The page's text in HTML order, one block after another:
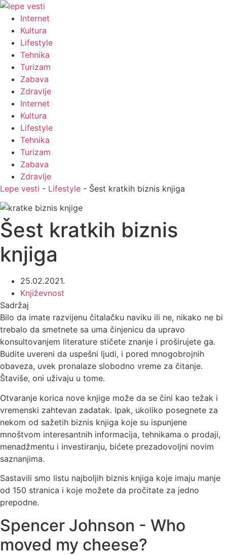
Internet
Kultura
Lifestyle
Tehnika
Turizam
Zabava
Zdravlje
Internet
Kultura
Lifestyle
Tehnika
Turizam
Zabava
Zdravlje
Lepe vesti - Lifestyle - Šest kratkih biznis knjiga
Šest kratkih biznis
knjiga
25.02.2021.
Književnost
Sadržaj
Bilo da imate razvijenu čitalačku naviku ili ne, nikako ne bi
trebalo da smetnete sa uma činjenicu da upravo
konsultovanjem literature stičete znanje i proširujete ga.
Budite uvereni da uspešni ljudi, i pored mnogobrojnih
obaveza, uvek pronalaze slobodno vreme za čitanje.
Štaviše, oni uživaju u tome.
Otvaranje korica nove knjige može da se čini kao težak i
vremenski zahtevan zadatak. Ipak, ukoliko posegnete za
nekom od sažetih biznis knjiga koje su ispunjene
mnoštvom interesantnih informacija, tehnikama o prodaji,
menadžmentu i investiranju, bićete prezadovoljni novim
saznanjima.
Sastavili smo listu najboljih biznis knjiga koje imaju manje
od 150 stranica i koje možete da pročitate za jedno
prepodne.
Spencer Johnson - Who
moved my cheese?